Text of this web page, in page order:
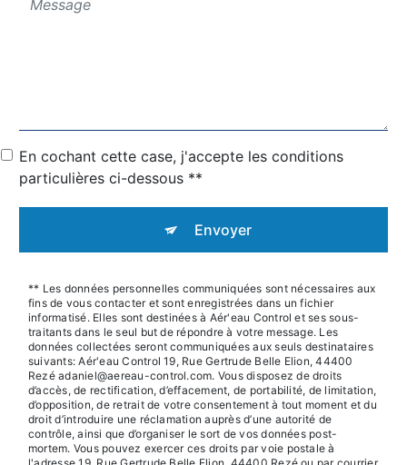
En cochant cette case, j'accepte les conditions
particulières ci-dessous **
Envoyer
** Les données personnelles communiquées sont nécessaires aux
fins de vous contacter et sont enregistrées dans un fichier
informatisé. Elles sont destinées à Aér'eau Control et ses sous-
traitants dans le seul but de répondre à votre message. Les
données collectées seront communiquées aux seuls destinataires
suivants: Aér'eau Control 19, Rue Gertrude Belle Elion, 44400
Rezé adaniel@aereau-control.com. Vous disposez de droits
d’accès, de rectification, d’effacement, de portabilité, de limitation,
d’opposition, de retrait de votre consentement à tout moment et du
droit d’introduire une réclamation auprès d’une autorité de
contrôle, ainsi que d’organiser le sort de vos données post-
mortem. Vous pouvez exercer ces droits par voie postale à
l'adresse 19, Rue Gertrude Belle Elion, 44400 Rezé ou par courrier